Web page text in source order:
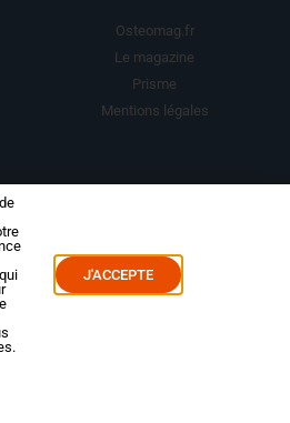
Osteomag.fr
Le magazine
Prisme
Mentions légales
Mes commandes
Mes abonnements
J'ACCEPTE